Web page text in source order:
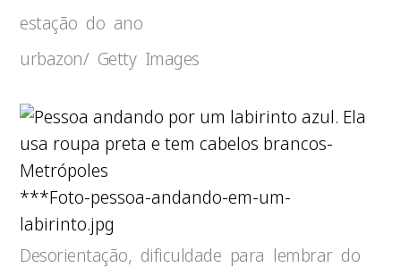
estação do ano
urbazon/ Getty Images
***Foto-pessoa-andando-em-um-
labirinto.jpg
Desorientação, dificuldade para lembrar do